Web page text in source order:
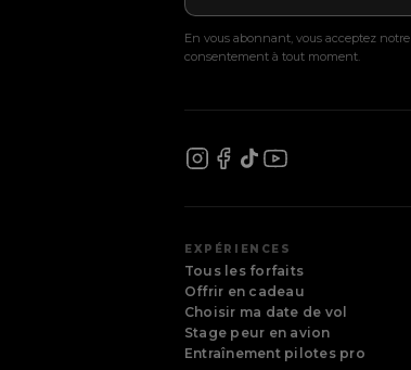
Provence-Alpes-Côte d'Azur
En vous abonnant, vous acceptez notre
consentement à tout moment.
EXPÉRIENCES
Tous les forfaits
Offrir en cadeau
Choisir ma date de vol
Stage peur en avion
Entraînement pilotes pro